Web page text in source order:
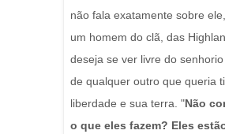
não fala exatamente sobre
um homem do clã, das
deseja se ver livre do
de qualquer outro que queria
liberdade e sua terra. "Não
o que eles fazem? Eles